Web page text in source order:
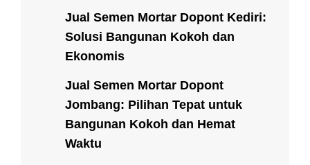
Jual Semen Mortar Dopont Kediri:
Solusi Bangunan Kokoh dan
Ekonomis
Jual Semen Mortar Dopont
Jombang: Pilihan Tepat untuk
Bangunan Kokoh dan Hemat
Waktu